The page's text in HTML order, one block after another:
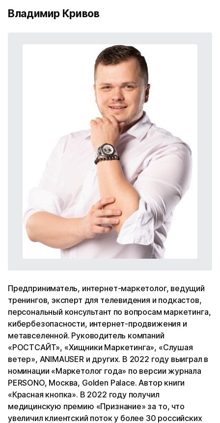
Владимир Кривов
Предприниматель, интернет-маркетолог, ведущий
тренингов, эксперт для телевидения и подкастов,
персональный консультант по вопросам маркетинга,
кибербезопасности, интернет-продвижения и
метавселенной. Руководитель компаний
«РОСТСАЙТ», «Хищники Маркетинга», «Слушая
ветер», ANIMAUSER и других. В 2022 году выиграл в
номинации «Маркетолог года» по версии журнала
PERSONO, Москва, Golden Palace. Автор книги
«Красная кнопка». В 2022 году получил
медицинскую премию «Признание» за то, что
увеличил клиентский поток у более 30 российских